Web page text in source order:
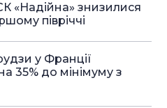
«Надійна» знизилися
півріччі
у Франції
35% до мінімуму з